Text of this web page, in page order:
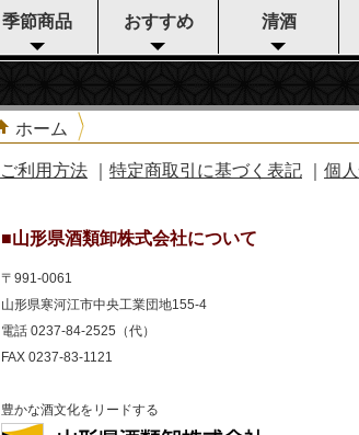
季節商品 おすすめ 清酒
ホーム
ご利用方法 特定商取引に基づく表記 個
■山形県酒類卸株式会社について
〒991-0061
山形県寒河江市中央工業団地155-4
電話 0237-84-2525（代）
FAX 0237-83-1121
豊かな酒文化をリードする